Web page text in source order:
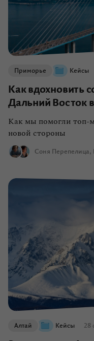
Кейсы
Приморье
Как вдохновить
Дальний Восток
Как мы помогли топ-
новой стороны
Соня Перепелица
Кейсы
Алтай 28